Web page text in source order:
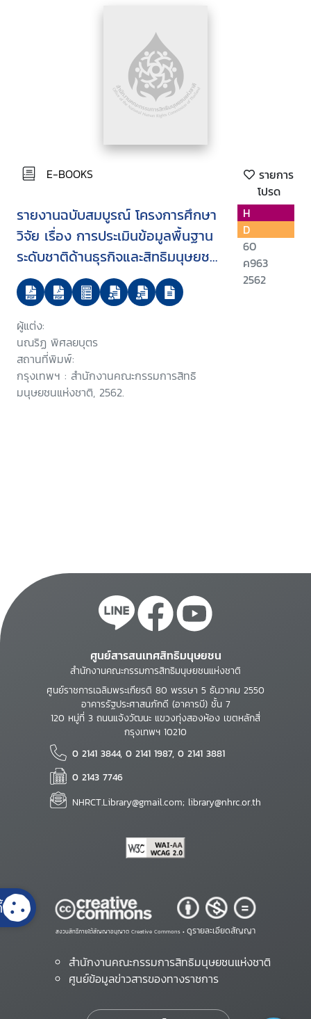
E-BOOKS
รายการ
โปรด
รายงานฉบับสมบูรณ์ โครงการศึกษา
วิจัย เรื่อง การประเมินข้อมูลพื้นฐาน
ระดับชาติด้านธุรกิจและสิทธิมนุษยชน
: นโยบาย กฎหมาย และมาตรการที่
เกี่ยวข้องกับการลงทุนของประเทศ
ผู้แต่ง:
นณริฏ พิศลยบุตร
สถานที่พิมพ์:
กรุงเทพฯ : สำนักงานคณะกรรมการสิทธิ
มนุษยชนแห่งชาติ, 2562.
H
D
60
ค963
2562
ศูนย์สารสนเทศสิทธิมนุษยชน
สำนักงานคณะกรรมการสิทธิมนุษยชนแห่งชาติ
ศูนย์ราชการเฉลิมพระเกียรติ 80 พรรษา 5 ธันวาคม 2550
อาคารรัฐประศาสนภักดี (อาคารบี) ชั้น 7
120 หมู่ที่ 3 ถนนแจ้งวัฒนะ แขวงทุ่งสองห้อง เขตหลักสี่
กรุงเทพฯ 10210
0 2141 3844, 0 2141 1987, 0 2141 3881
0 2143 7746
NHRCT.Library@gmail.com; library@nhrc.or.th
สงวนสิทธิ์ภายใต้สัญญาอนุญาต Creative Commons • ดูรายละเอียดสัญญา
สำนักงานคณะกรรมการสิทธิมนุษยชนแห่งชาติ
ศูนย์ข้อมูลข่าวสารของทางราชการ